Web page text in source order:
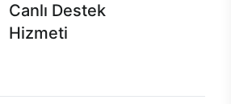
Canlı Destek
Hizmeti